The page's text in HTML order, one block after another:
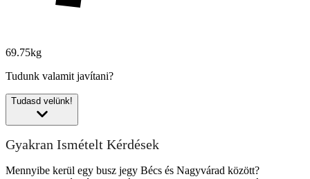
69.75kg
Tudunk valamit javítani?
Tudasd velünk!
Gyakran Ismételt Kérdések
Mennyibe kerül egy busz jegy Bécs és Nagyvárad között?